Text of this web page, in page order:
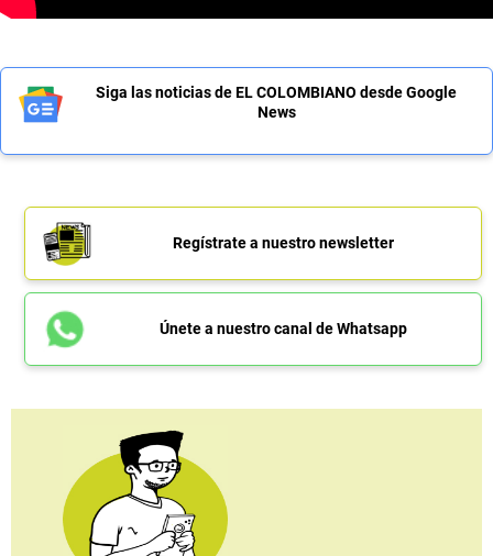
Siga las noticias de EL COLOMBIANO desde Google
News
Regístrate a nuestro newsletter
Únete a nuestro canal de Whatsapp